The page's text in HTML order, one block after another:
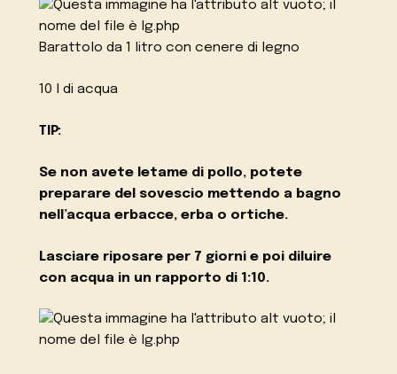
Barattolo da 1 litro con cenere di legno
10 l di acqua
TIP:
Se non avete letame di pollo, potete
preparare del sovescio mettendo a bagno
nell’acqua erbacce, erba o ortiche.
Lasciare riposare per 7 giorni e poi diluire
con acqua in un rapporto di 1:10.